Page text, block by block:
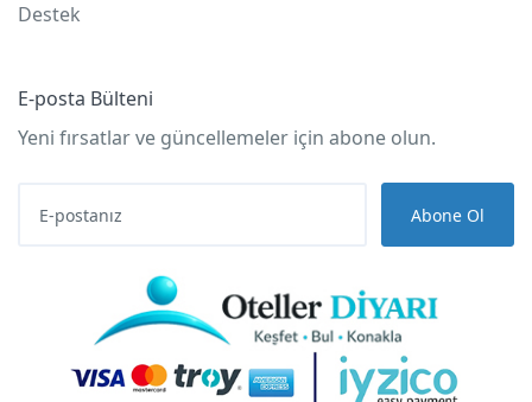
Destek
E-posta Bülteni
Yeni fırsatlar ve güncellemeler için abone olun.
Abone Ol